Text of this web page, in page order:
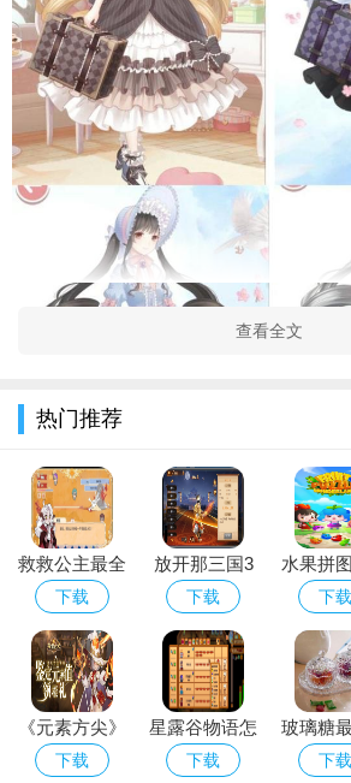
在奇迹暖暖官网中创建角色后，玩家
饰。这些初始服饰虽然基础，但在游戏前
可以派上用场。初次登录游戏，系统会引
操作界面，包括如何切换服饰、查看关卡
（二）新手任务与系统介绍
积极完成新手任务是快速了解游戏机
径。新手任务涵盖了从基本的服饰搭配练
查看全文
热门推荐
救救公主最全
游戏攻略解说
_救救公主最
新游戏技巧通
关
下载
放开那三国3
怎么换称号
下载
水果拼
游戏攻
_水果拼
新游戏
关
下载
《元素方尖》
初心福利大放
下载
星露谷物语怎
么刷好感度
下载
玻璃糖
戏攻略
下载